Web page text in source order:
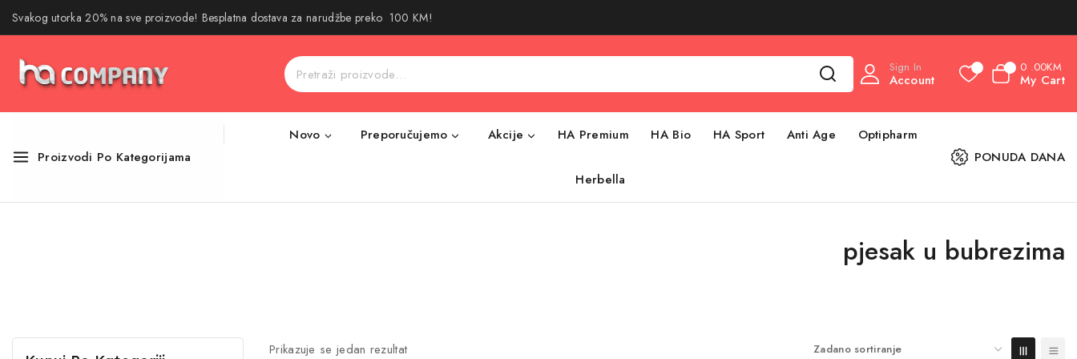
Svakog utorka 20% na sve proizvode! Besplatna dostava za narudžbe preko 100 KM!
Sign In
Account
0 0 0 .00KM
My Cart
Proizvodi Po Kategorijama
Novo Preporučujemo Akcije HA Premium HA Bio HA Sport Anti Age Optipharm
Herbella
PONUDA DANA
pjesak u bubrezima
Prikazuje se jedan rezultat